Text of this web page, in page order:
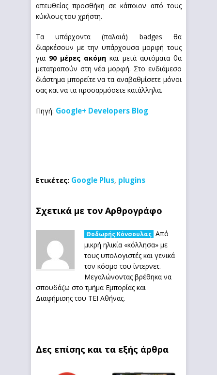
απευθείας προσθήκη σε κάποιον από τους
κύκλους του χρήστη.
Τα υπάρχοντα (παλαιά) badges θα
διαρκέσουν με την υπάρχουσα μορφή τους
για 90 μέρες ακόμη και μετά αυτόματα θα
μετατραπούν στη νέα μορφή. Στο ενδιάμεσο
διάστημα μπορείτε να τα αναβαθμίσετε μόνοι
σας και να τα προσαρμόσετε κατάλληλα.
Πηγή: Google+ Developers Blog
Ετικέτες: Google Plus, plugins
Σχετικά με τον Αρθρογράφο
Θοδωρής Κόνσουλας Από
μικρή ηλικία «κόλλησα» με
τους υπολογιστές και γενικά
τον κόσμο του ίντερνετ.
Μεγαλώνοντας βρέθηκα να
σπουδάζω στο τμήμα Εμπορίας και
Διαφήμισης του ΤΕΙ Αθήνας.
Δες επίσης και τα εξής άρθρα